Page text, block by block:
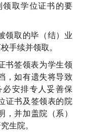
取学位证书的要
领取的毕（结）业
手续并领取。
书签领表为学生领
，如有遗失将导致
安排专人妥善保
证书及签领表的院
，并加盖院（系）
生院。